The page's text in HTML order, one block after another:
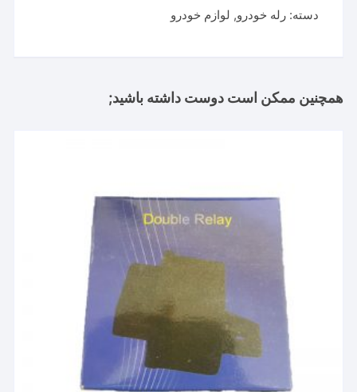
عدد
دسته:رله خودرو, لوازم خودرو
همچنین ممکن است دوست داشته باشید;